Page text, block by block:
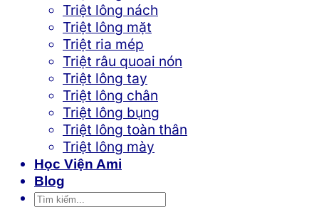
Triệt lông nách
Triệt lông mặt
Triệt ria mép
Triệt râu quoai nón
Triệt lông tay
Triệt lông chân
Triệt lông bụng
Triệt lông toàn thân
Triệt lông mày
Học Viện Ami
Blog